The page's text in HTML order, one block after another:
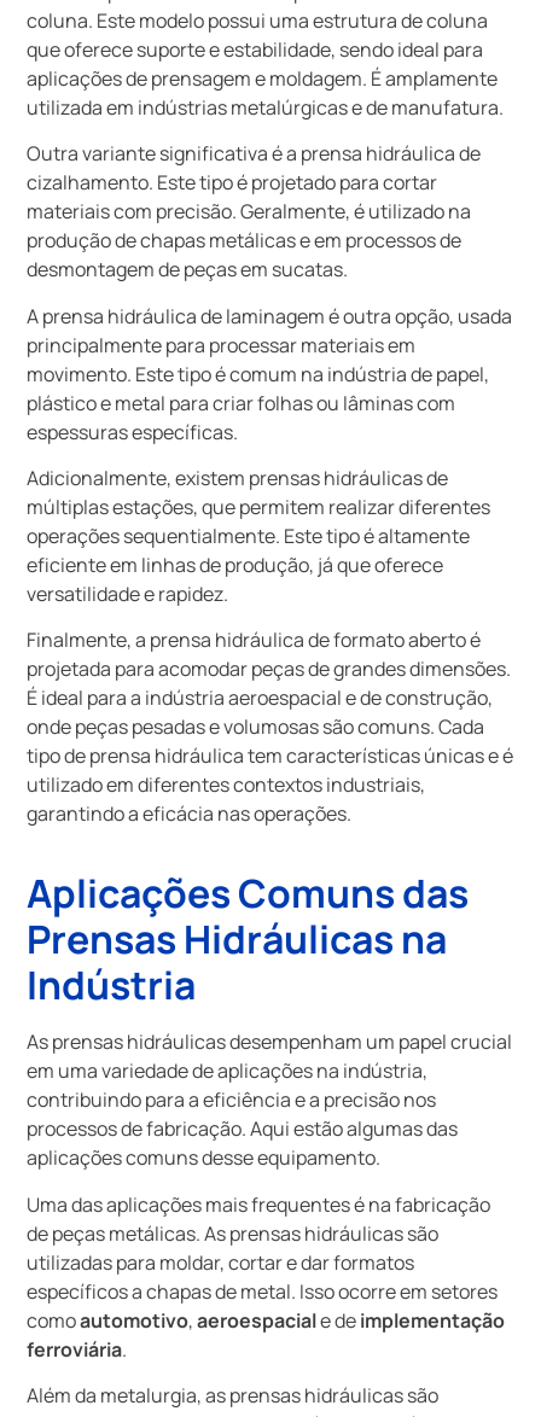
coluna. Este modelo possui uma estrutura de coluna
que oferece suporte e estabilidade, sendo ideal para
aplicações de prensagem e moldagem. É amplamente
utilizada em indústrias metalúrgicas e de manufatura.
Outra variante significativa é a prensa hidráulica de
cizalhamento. Este tipo é projetado para cortar
materiais com precisão. Geralmente, é utilizado na
produção de chapas metálicas e em processos de
desmontagem de peças em sucatas.
A prensa hidráulica de laminagem é outra opção, usada
principalmente para processar materiais em
movimento. Este tipo é comum na indústria de papel,
plástico e metal para criar folhas ou lâminas com
espessuras específicas.
Adicionalmente, existem prensas hidráulicas de
múltiplas estações, que permitem realizar diferentes
operações sequentialmente. Este tipo é altamente
eficiente em linhas de produção, já que oferece
versatilidade e rapidez.
Finalmente, a prensa hidráulica de formato aberto é
projetada para acomodar peças de grandes dimensões.
É ideal para a indústria aeroespacial e de construção,
onde peças pesadas e volumosas são comuns. Cada
tipo de prensa hidráulica tem características únicas e é
utilizado em diferentes contextos industriais,
garantindo a eficácia nas operações.
Aplicações Comuns das
Prensas Hidráulicas na
Indústria
As prensas hidráulicas desempenham um papel crucial
em uma variedade de aplicações na indústria,
contribuindo para a eficiência e a precisão nos
processos de fabricação. Aqui estão algumas das
aplicações comuns desse equipamento.
Uma das aplicações mais frequentes é na fabricação
de peças metálicas. As prensas hidráulicas são
utilizadas para moldar, cortar e dar formatos
específicos a chapas de metal. Isso ocorre em setores
comoautomotivo,aeroespaciale deimplementação
ferroviária.
Além da metalurgia, as prensas hidráulicas são